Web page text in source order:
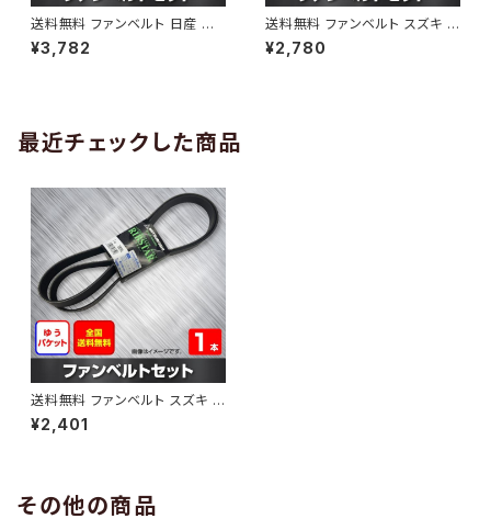
送料無料 ファンベルト 日産 キ
ューブ 型式Z12 H20.11～H24.
10 （国内トップメーカー） 1本 H
¥3,782
送料無料 ファンベルト スズキ ワ
ゴンR 型式MH34S H24.09～
H29.02 （国内トップメーカー）
¥2,780
最近チェックした商品
送料無料 ファンベルト スズキ ア
ルト 型式HA35S H23.11～H2
6.12 （国内トップメーカー） 1本
¥2,401
その他の商品